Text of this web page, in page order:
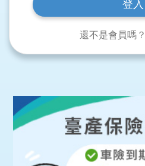
還不是會員嗎？